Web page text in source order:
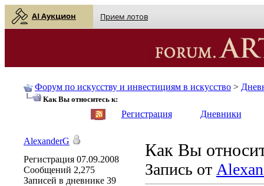
AI Аукцион Прием лотов
Форум по искусству и инвестициям в искусство >
Как Вы относитесь к:
Регистрация Дневники
Как Вы
Запись от
AlexanderG
Регистрация 07.09.2008
Сообщений 2,275
Записей в дневнике 39